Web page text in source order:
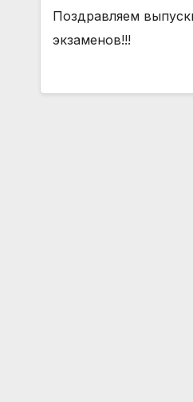
Поздравляем
экзаменов!!!